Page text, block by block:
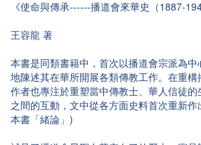
《使命與傳承------播道會來華史（1887-
王容龍 著
本書是同類書籍中，首次以播道會宗派為
地陳述其在華所開展各類傳教工作。在重構
作者也專注於重塑當中傳教士、華人信徒
之間的互動，文中從各方面史料首次重新
本書「緒論」)